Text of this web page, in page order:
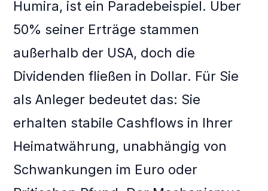
Humira, ist ein Paradebeispiel. Über
50% seiner Erträge stammen
außerhalb der USA, doch die
Dividenden fließen in Dollar. Für Sie
als Anleger bedeutet das: Sie
erhalten stabile Cashflows in Ihrer
Heimatwährung, unabhängig von
Schwankungen im Euro oder